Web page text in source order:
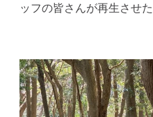
ッフの皆さんが再生させた